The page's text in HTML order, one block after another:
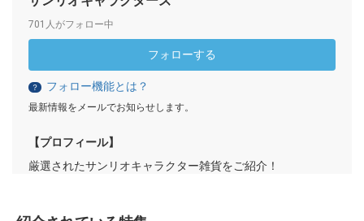
701人がフォロー中
フォローする
？ フォロー機能とは？
最新情報をメールでお知らせします。
【プロフィール】
厳選されたサンリオキャラクター雑貨をご紹介！